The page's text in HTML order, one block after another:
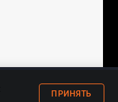
18+
ПРИНЯТЬ